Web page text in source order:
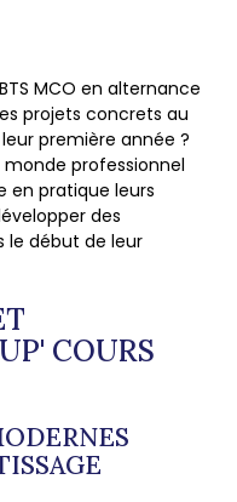
MCO en alternance
projets concrets au
première année ?
professionnel
en pratique leurs
des
le début de leur
COURS